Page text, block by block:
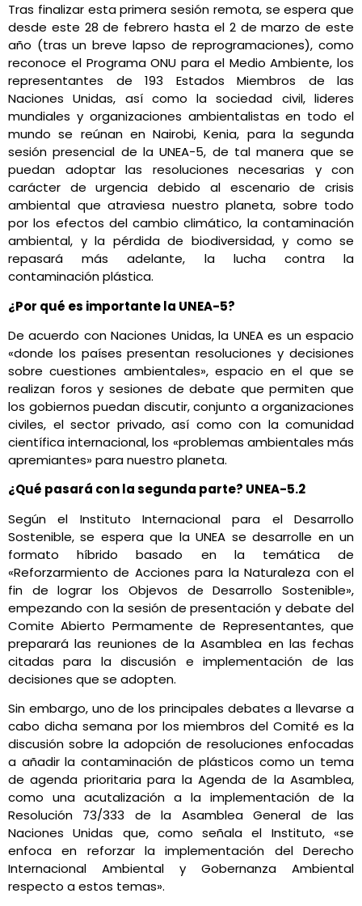
Tras finalizar esta primera sesión remota, se espera que
desde este 28 de febrero hasta el 2 de marzo de este
año (tras un breve lapso de reprogramaciones), como
reconoce el Programa ONU para el Medio Ambiente, los
representantes de 193 Estados Miembros de las
Naciones Unidas, así como la sociedad civil, lideres
mundiales y organizaciones ambientalistas en todo el
mundo se reúnan en Nairobi, Kenia, para la segunda
sesión presencial de la UNEA-5, de tal manera que se
puedan adoptar las resoluciones necesarias y con
carácter de urgencia debido al escenario de crisis
ambiental que atraviesa nuestro planeta, sobre todo
por los efectos del cambio climático, la contaminación
ambiental, y la pérdida de biodiversidad, y como se
repasará más adelante, la lucha contra la
contaminación plástica.
¿Por qué es importante la UNEA-5?
De acuerdo con Naciones Unidas, la UNEA es un espacio
«donde los países presentan resoluciones y decisiones
sobre cuestiones ambientales», espacio en el que se
realizan foros y sesiones de debate que permiten que
los gobiernos puedan discutir, conjunto a organizaciones
civiles, el sector privado, así como con la comunidad
científica internacional, los «problemas ambientales más
apremiantes» para nuestro planeta.
¿Qué pasará con la segunda parte? UNEA-5.2
Según el Instituto Internacional para el Desarrollo
Sostenible, se espera que la UNEA se desarrolle en un
formato híbrido basado en la temática de
«Reforzarmiento de Acciones para la Naturaleza con el
fin de lograr los Objevos de Desarrollo Sostenible»,
empezando con la sesión de presentación y debate del
Comite Abierto Permamente de Representantes, que
preparará las reuniones de la Asamblea en las fechas
citadas para la discusión e implementación de las
decisiones que se adopten.
Sin embargo, uno de los principales debates a llevarse a
cabo dicha semana por los miembros del Comité es la
discusión sobre la adopción de resoluciones enfocadas
a añadir la contaminación de plásticos como un tema
de agenda prioritaria para la Agenda de la Asamblea,
como una acutalización a la implementación de la
Resolución 73/333 de la Asamblea General de las
Naciones Unidas que, como señala el Instituto, «se
enfoca en reforzar la implementación del Derecho
Internacional Ambiental y Gobernanza Ambiental
respecto a estos temas».